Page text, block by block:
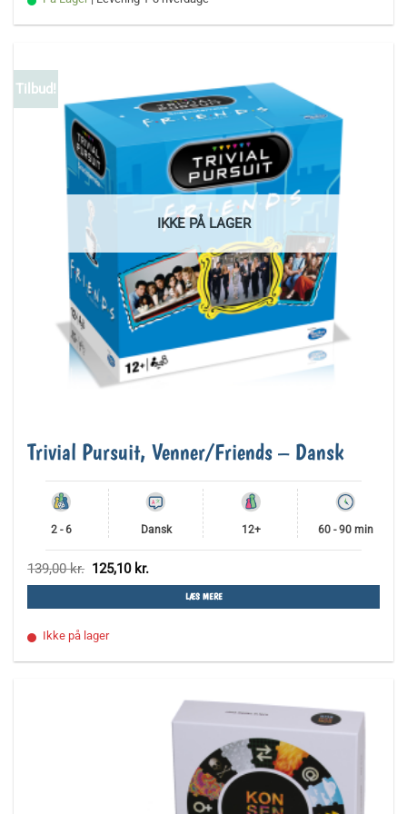
Tilbud!
IKKE PÅ LAGER
Trivial Pursuit, Venner/Friends – Dansk
2 - 6 Dansk 12+ 60 - 90 min
139,00kr. Den
oprindelige
pris
139,00 kr..
125,10 kr.
aktuelle
pris
125,10 kr..
LÆS MERE
Ikke på lager